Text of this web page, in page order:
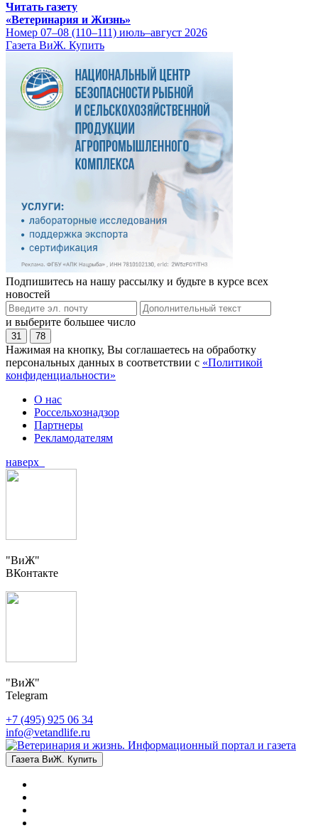
Читать газету
«Ветеринария и Жизнь»
Номер 07–08 (110–111) июль–август 2026
Газета ВиЖ. Купить
Подпишитесь на нашу рассылку и будьте в курсе всех
новостей
и выберите большее число
31 78
Нажимая на кнопку, Вы соглашаетесь на обработку
персональных данных в соответствии с «Политикой
конфиденциальности»
О нас
Россельхознадзор
Партнеры
Рекламодателям
наверх
"ВиЖ"
ВКонтакте
"ВиЖ"
Telegram
+7 (495) 925 06 34
info@vetandlife.ru
Газета ВиЖ. Купить